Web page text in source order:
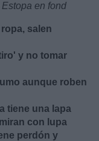
en fond
salen
y no tomar
aunque roben
tiene una lapa
con lupa
perdón y